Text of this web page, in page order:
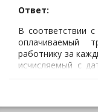
Ответ:
В соответствии
оплачиваемый
работнику за
исчисляемый с
календарному